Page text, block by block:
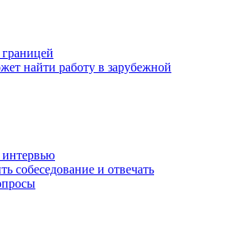
найти работу в зарубежной
интервью
собеседование и отвечать